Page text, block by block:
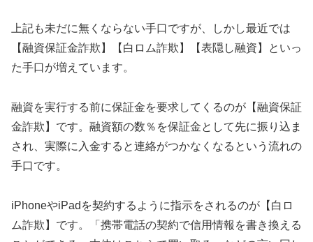
上記も未だに無くならない手口ですが、しかし最近では
【融資保証金詐欺】【白ロム詐欺】【表隠し融資】といっ
た手口が増えています。
融資を実行する前に保証金を要求してくるのが【融資保証
金詐欺】です。融資額の数％を保証金として先に振り込ま
され、実際に入金すると連絡がつかなくなるという流れの
手口です。
iPhoneやiPadを契約するように指示をされるのが【白ロ
ム詐欺】です。「携帯電話の契約で信用情報を書き換える